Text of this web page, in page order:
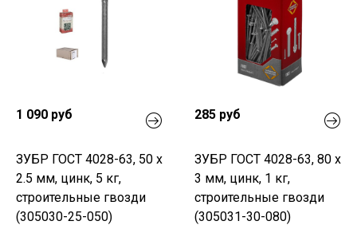
1 090 руб
ЗУБР ГОСТ 4028-63, 50 x
2.5 мм, цинк, 5 кг,
строительные гвозди
(305030-25-050)
285 руб
ЗУБР ГОСТ 4028-63, 80 x
3 мм, цинк, 1 кг,
строительные гвозди
(305031-30-080)